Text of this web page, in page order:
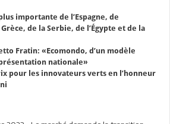
importante de l’Espagne, de
Grèce, de la Serbie, de l’Égypte et de la
Fratin: «Ecomondo, d’un modèle
nationale»
pour les innovateurs verts en l’honneur